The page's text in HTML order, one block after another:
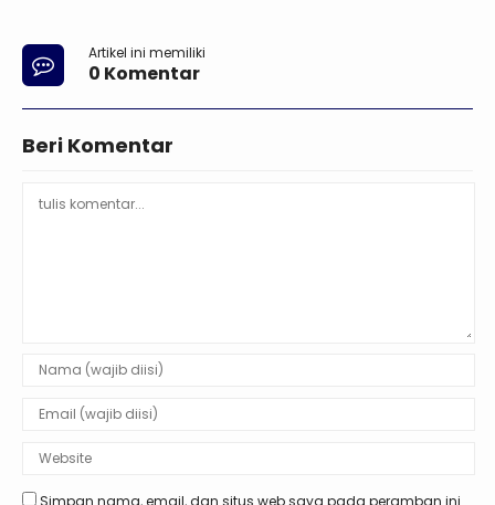
Artikel ini memiliki
0 Komentar
Beri Komentar
Simpan nama, email, dan situs web saya pada peramban ini